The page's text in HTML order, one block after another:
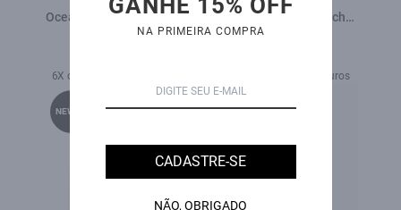
Ocean Elastic (Trapézio)
Western Amaciado
6X de R$ 109,83 sem juros
High Comfort Stretch
(Skinny) 5 Pockets Escuro
7X de R$ 114,00 sem juros
NEW-IN NEW-IN
NA PRIMEIRA COMPRA
CADASTRE-SE
NÃO, OBRIGADO